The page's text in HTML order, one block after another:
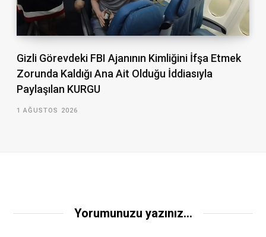
Gizli Görevdeki FBI Ajanının Kimliğini İfşa Etmek
Zorunda Kaldığı Ana Ait Olduğu İddiasıyla
Paylaşılan KURGU
1 AĞUSTOS 2026
Yorumunuzu yazınız...